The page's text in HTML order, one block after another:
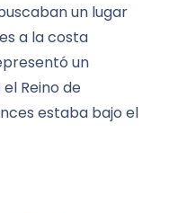
un lugar
a la costa
un
Reino de
estaba bajo el